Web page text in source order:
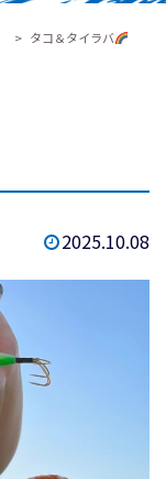
> タコ＆タイラバ
2025.10.08